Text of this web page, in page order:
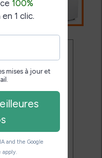
qui
les
conseils
leur